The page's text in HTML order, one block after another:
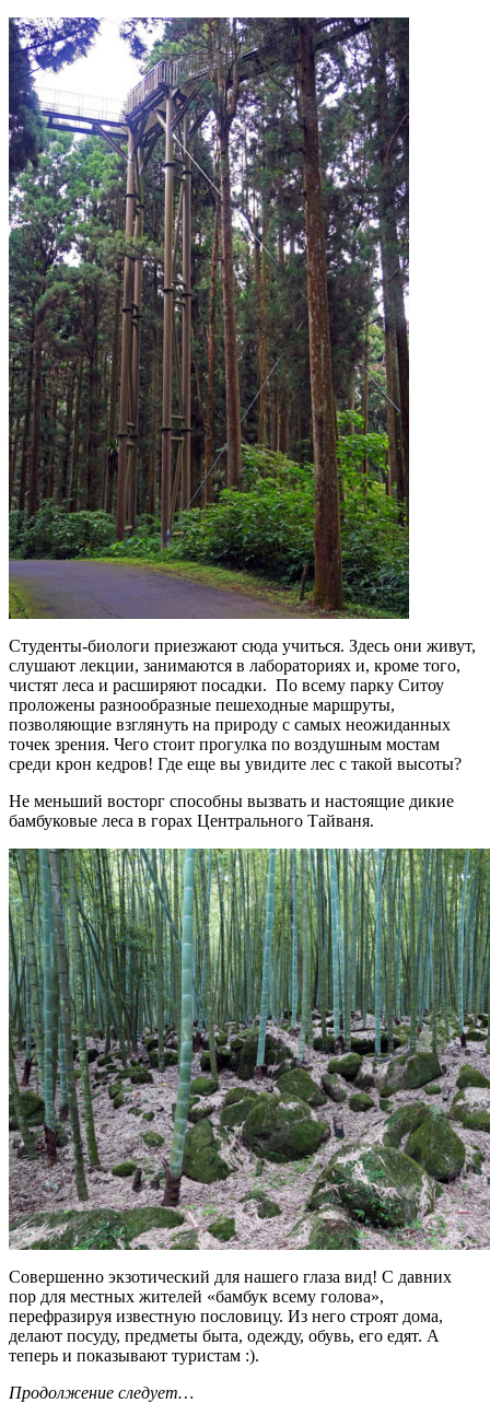
Студенты-биологи приезжают сюда учиться. Здесь они живут,
слушают лекции, занимаются в лабораториях и, кроме того,
чистят леса и расширяют посадки. По всему парку Ситоу
проложены разнообразные пешеходные маршруты,
позволяющие взглянуть на природу с самых неожиданных
точек зрения. Чего стоит прогулка по воздушным мостам
среди крон кедров! Где еще вы увидите лес с такой высоты?
Не меньший восторг способны вызвать и настоящие дикие
бамбуковые леса в горах Центрального Тайваня.
Совершенно экзотический для нашего глаза вид! С давних
пор для местных жителей «бамбук всему голова»,
перефразируя известную пословицу. Из него строят дома,
делают посуду, предметы быта, одежду, обувь, его едят. А
теперь и показывают туристам :).
Продолжение следует…